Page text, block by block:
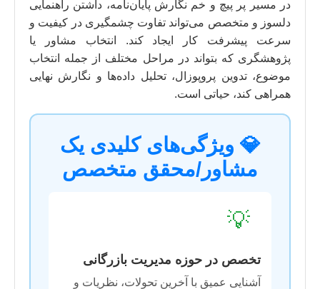
در مسیر پر پیچ و خم نگارش پایان‌نامه، داشتن راهنمایی
دلسوز و متخصص می‌تواند تفاوت چشمگیری در کیفیت و
سرعت پیشرفت کار ایجاد کند. انتخاب مشاور یا
پژوهشگری که بتواند در مراحل مختلف از جمله انتخاب
موضوع، تدوین پروپوزال، تحلیل داده‌ها و نگارش نهایی
همراهی کند، حیاتی است.
💎 ویژگی‌های کلیدی یک
مشاور/محقق متخصص
💡
تخصص در حوزه مدیریت بازرگانی
آشنایی عمیق با آخرین تحولات، نظریات و